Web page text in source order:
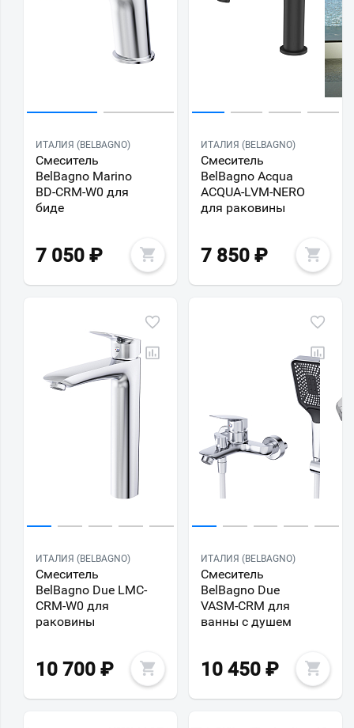
ИТАЛИЯ (BELBAGNO)
Смеситель
BelBagno Marino
BD-CRM-W0 для
биде
7 050 ₽
ИТАЛИЯ (BELBAGNO)
Смеситель
BelBagno Acqua
ACQUA-LVM-NERO
для раковины
7 850 ₽
ИТАЛИЯ (BELBAGNO)
Смеситель
BelBagno Due LMC-
CRM-W0 для
раковины
10 700 ₽
ИТАЛИЯ (BELBAGNO)
Смеситель
BelBagno Due
VASM-CRM для
ванны с душем
10 450 ₽